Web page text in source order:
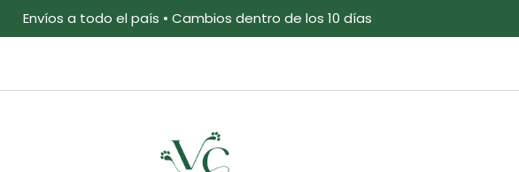
Envíos a todo el país • Cambios dentro de los 10 días